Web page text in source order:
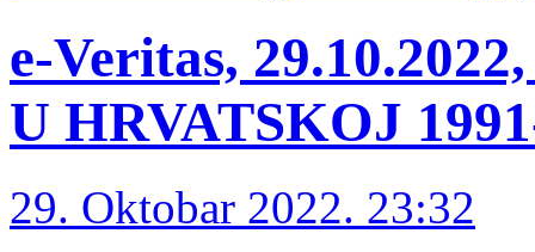
e-Veritas,
U HRVATSKOJ
29. Oktobar 2022. 23:32